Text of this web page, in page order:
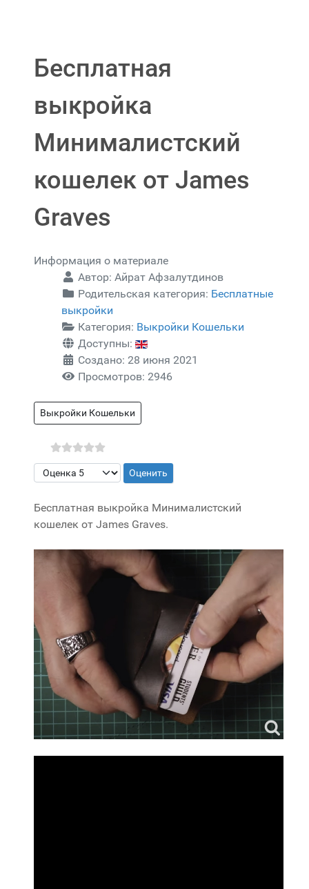
Бесплатная
выкройка
Минималистский
кошелек от James
Graves
Информация о материале
Автор: Айрат Афзалутдинов
Родительская категория: Бесплатные
выкройки
Категория: Выкройки Кошельки
Доступны:
Создано: 28 июня 2021
Просмотров: 2946
Выкройки Кошельки
Пожалуйста, оцените
Бесплатная выкройка Минималистский
кошелек от James Graves.